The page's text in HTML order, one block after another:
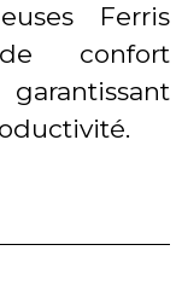
Ferris
confort